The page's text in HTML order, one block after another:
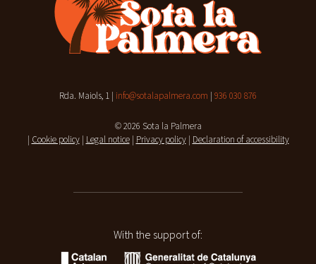
Rda. Maiols, 1 | info@sotalapalmera.com | 936 030 876
© 2026 Sota la Palmera
| Cookie policy | Legal notice | Privacy policy | Declaration of accessibility
With the support of: